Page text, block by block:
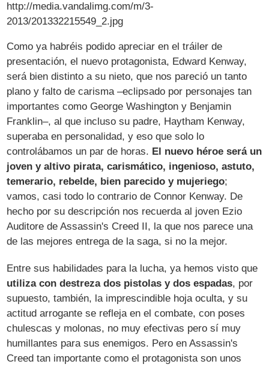
http://media.vandalimg.com/m/3-
2013/201332215549_2.jpg
Como ya habréis podido apreciar en el tráiler de
presentación, el nuevo protagonista, Edward Kenway,
será bien distinto a su nieto, que nos pareció un tanto
plano y falto de carisma –eclipsado por personajes tan
importantes como George Washington y Benjamin
Franklin–, al que incluso su padre, Haytham Kenway,
superaba en personalidad, y eso que solo lo
controlábamos un par de horas. El nuevo héroe será un
joven y altivo pirata, carismático, ingenioso, astuto,
temerario, rebelde, bien parecido y mujeriego;
vamos, casi todo lo contrario de Connor Kenway. De
hecho por su descripción nos recuerda al joven Ezio
Auditore de Assassin's Creed II, la que nos parece una
de las mejores entrega de la saga, si no la mejor.
Entre sus habilidades para la lucha, ya hemos visto que
utiliza con destreza dos pistolas y dos espadas, por
supuesto, también, la imprescindible hoja oculta, y su
actitud arrogante se refleja en el combate, con poses
chulescas y molonas, no muy efectivas pero sí muy
humillantes para sus enemigos. Pero en Assassin's
Creed tan importante como el protagonista son unos